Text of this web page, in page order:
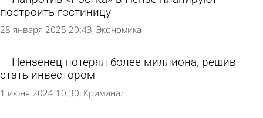
построить гостиницу
28 января 2025 20:43 Экономика
Пензенец потерял более миллиона, решив
стать инвестором
1 июня 2024 10:30 Криминал